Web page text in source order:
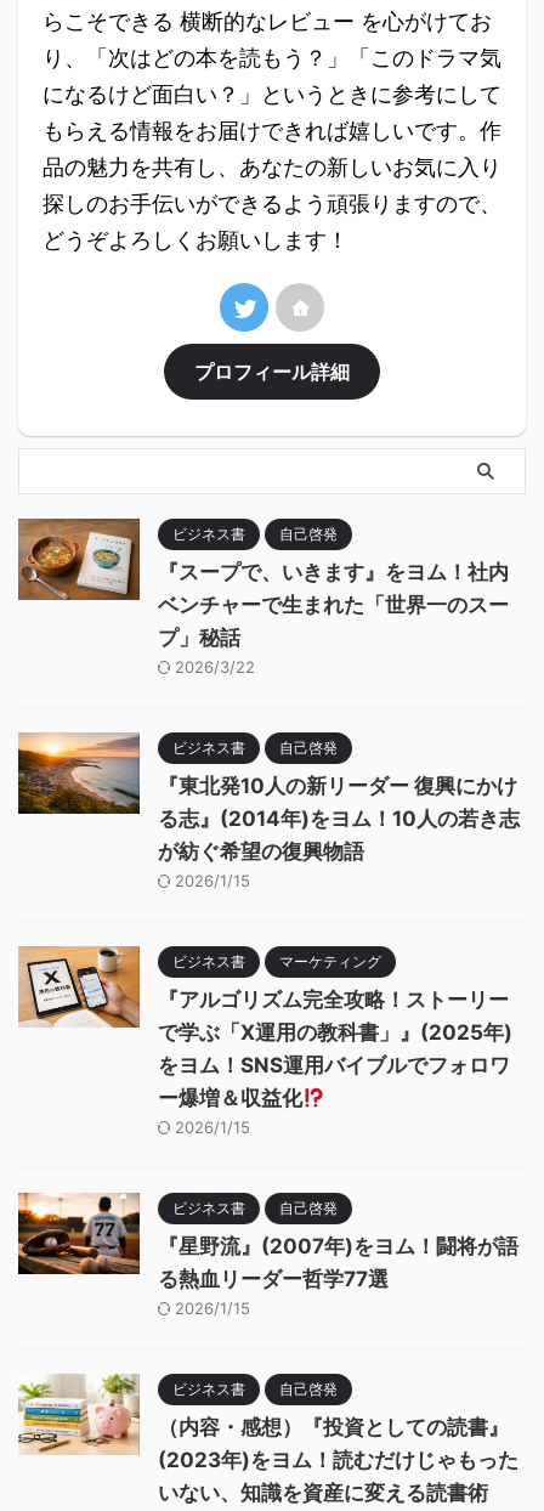
らこそできる 横断的なレビュー を心がけてお
り、「次はどの本を読もう？」「このドラマ気
になるけど面白い？」というときに参考にして
もらえる情報をお届けできれば嬉しいです。作
品の魅力を共有し、あなたの新しいお気に入り
探しのお手伝いができるよう頑張りますので、
どうぞよろしくお願いします！
プロフィール詳細
ビジネス書 自己啓発
『スープで、いきます』をヨム！社内
ベンチャーで生まれた「世界一のスー
プ」秘話
2026/3/22
ビジネス書 自己啓発
『東北発10人の新リーダー 復興にかけ
る志』(2014年)をヨム！10人の若き志
が紡ぐ希望の復興物語
2026/1/15
ビジネス書 マーケティング
『アルゴリズム完全攻略！ストーリー
で学ぶ「X運用の教科書」』(2025年)
をヨム！SNS運用バイブルでフォロワ
ー爆増＆収益化
2026/1/15
ビジネス書 自己啓発
『星野流』(2007年)をヨム！闘将が語
る熱血リーダー哲学77選
2026/1/15
ビジネス書 自己啓発
（内容・感想）『投資としての読書』
(2023年)をヨム！読むだけじゃもった
いない、知識を資産に変える読書術